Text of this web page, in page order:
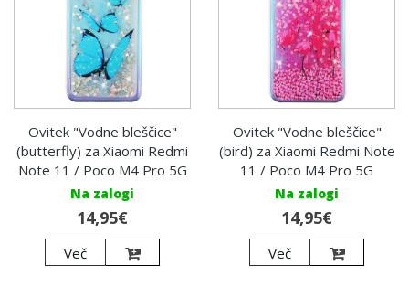
Ovitek "Vodne bleščice"
(butterfly) za Xiaomi Redmi
Note 11 / Poco M4 Pro 5G
Na zalogi
14,95€
Več
Ovitek "Vodne bleščice"
(bird) za Xiaomi Redmi Note
11 / Poco M4 Pro 5G
Na zalogi
14,95€
Več